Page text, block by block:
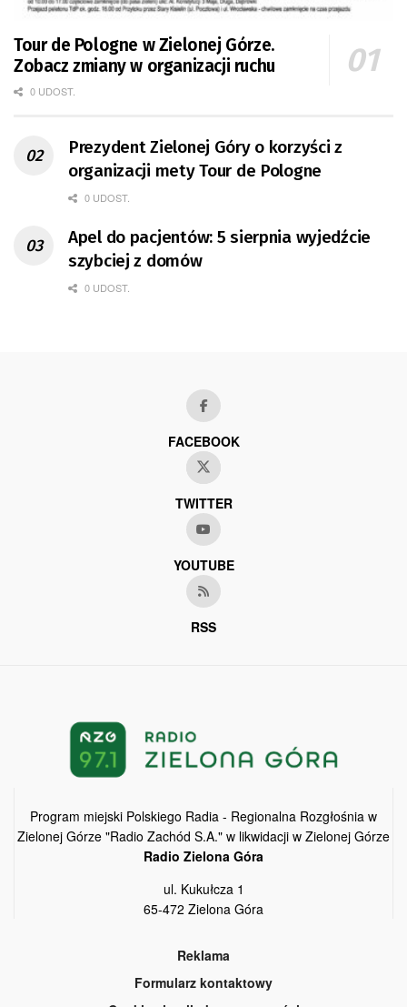
Tour de Pologne w Zielonej Górze.
Zobacz zmiany w organizacji ruchu
0 UDOST.
Prezydent Zielonej Góry o korzyści z
organizacji mety Tour de Pologne
0 UDOST.
Apel do pacjentów: 5 sierpnia wyjedźcie
szybciej z domów
0 UDOST.
FACEBOOK
TWITTER
YOUTUBE
RSS
Program miejski Polskiego Radia - Regionalna Rozgłośnia w
Zielonej Górze "Radio Zachód S.A." w likwidacji w Zielonej Górze
Radio Zielona Góra
ul. Kukułcza 1
65-472 Zielona Góra
Reklama
Formularz kontaktowy